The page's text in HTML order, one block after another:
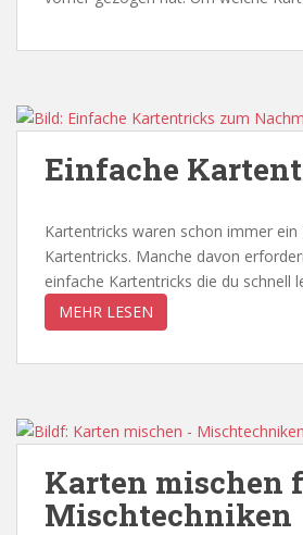
Einfache
Kartentricks waren schon immer
Kartentricks. Manche davon
einfache Kartentricks die du schnell
MEHR LESEN
Karten mischen
Mischtechniken